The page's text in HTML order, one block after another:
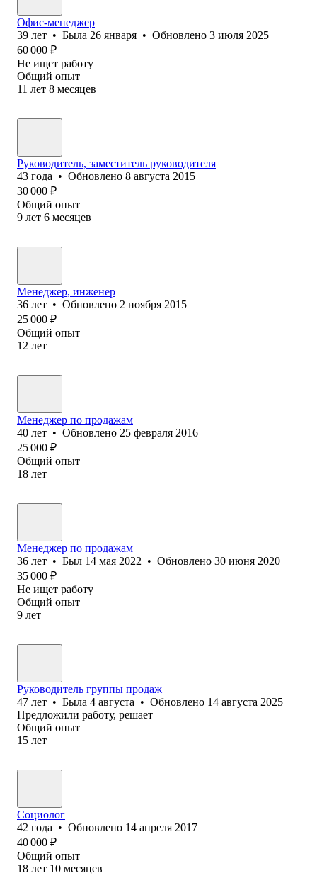
Офис-менеджер
39 лет • Была 26 января • Обновлено 3 июля 2025
60 000 ₽
Не ищет работу
Общий опыт
11 лет 8 месяцев
Руководитель, заместитель руководителя
43 года • Обновлено 8 августа 2015
30 000 ₽
Общий опыт
9 лет 6 месяцев
Менеджер, инженер
36 лет • Обновлено 2 ноября 2015
25 000 ₽
Общий опыт
12 лет
Менеджер по продажам
40 лет • Обновлено 25 февраля 2016
25 000 ₽
Общий опыт
18 лет
Менеджер по продажам
36 лет • Был 14 мая 2022 • Обновлено 30 июня 2020
35 000 ₽
Не ищет работу
Общий опыт
9 лет
Руководитель группы продаж
47 лет • Была 4 августа • Обновлено 14 августа 2025
Предложили работу, решает
Общий опыт
15 лет
Социолог
42 года • Обновлено 14 апреля 2017
40 000 ₽
Общий опыт
18 лет 10 месяцев